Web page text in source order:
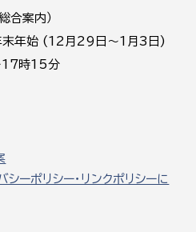
案内）
末年始 (12月29日～1月3日)
17時15分
シーポリシー・リンクポリシーに